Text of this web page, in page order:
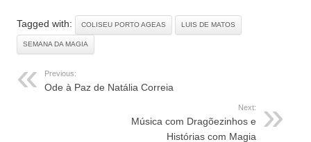
adolescência
Tagged with: COLISEU PORTO AGEAS LUIS DE MATOS
SEMANA DA MAGIA
Previous:
Ode à Paz de Natália Correia
Next:
Música com Dragõezinhos e
Histórias com Magia